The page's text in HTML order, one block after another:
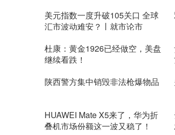
美元指数一度升破105关口 全球
汇市波动难安？丨就市论市
杜康：黄金1926已经做空，美盘
继续看跌！
陕西警方集中销毁非法枪爆物品
HUAWEI Mate X5来了，华为折
叠机市场份额这一波又稳了！